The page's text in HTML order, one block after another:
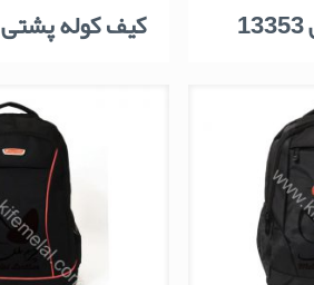
کیف کوله پشتی 13345